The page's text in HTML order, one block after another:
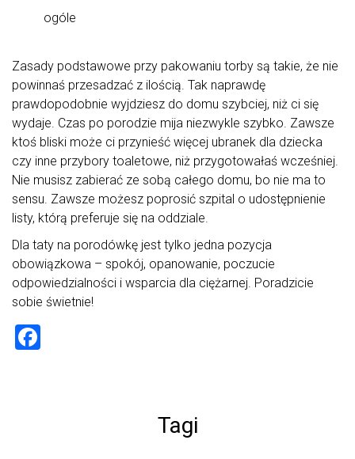
ogóle
Zasady podstawowe przy pakowaniu torby są takie, że nie
powinnaś przesadzać z ilością. Tak naprawdę
prawdopodobnie wyjdziesz do domu szybciej, niż ci się
wydaje. Czas po porodzie mija niezwykle szybko. Zawsze
ktoś bliski może ci przynieść więcej ubranek dla dziecka
czy inne przybory toaletowe, niż przygotowałaś wcześniej.
Nie musisz zabierać ze sobą całego domu, bo nie ma to
sensu. Zawsze możesz poprosić szpital o udostępnienie
listy, którą preferuje się na oddziale.
Dla taty na porodówkę jest tylko jedna pozycja
obowiązkowa – spokój, opanowanie, poczucie
odpowiedzialności i wsparcia dla ciężarnej. Poradzicie
sobie świetnie!
Tagi